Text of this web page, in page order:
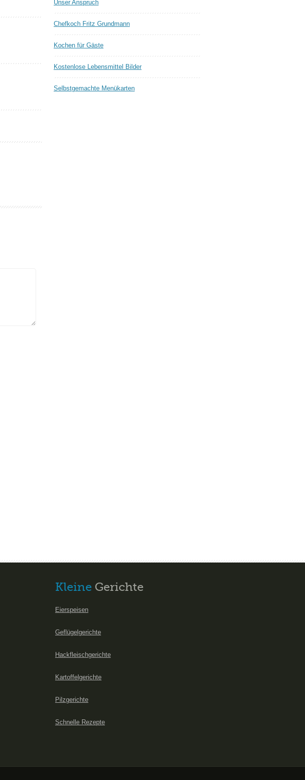
Unser Anspruch
Chefkoch Fritz Grundmann
Kochen für Gäste
Kostenlose Lebensmittel Bilder
Selbstgemachte Menükarten
Kleine Gerichte
Eierspeisen
Geflügelgerichte
Hackfleischgerichte
Kartoffelgerichte
Pilzgerichte
Schnelle Rezepte